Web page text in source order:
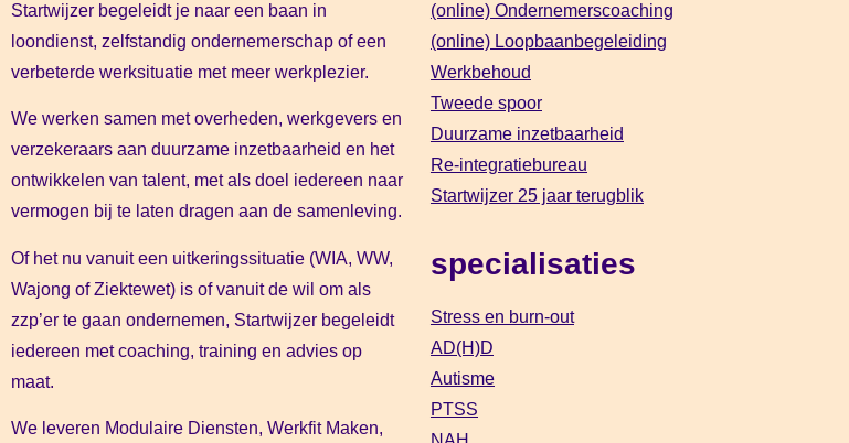
Startwijzer begeleidt je naar een baan in
loondienst, zelfstandig ondernemerschap of een
verbeterde werksituatie met meer werkplezier.
We werken samen met overheden, werkgevers en
verzekeraars aan duurzame inzetbaarheid en het
ontwikkelen van talent, met als doel iedereen naar
vermogen bij te laten dragen aan de samenleving.
Of het nu vanuit een uitkeringssituatie (WIA, WW,
Wajong of Ziektewet) is of vanuit de wil om als
zzp’er te gaan ondernemen, Startwijzer begeleidt
iedereen met coaching, training en advies op
maat.
We leveren Modulaire Diensten, Werkfit Maken,
(online) Ondernemerscoaching
(online) Loopbaanbegeleiding
Werkbehoud
Tweede spoor
Duurzame inzetbaarheid
Re-integratiebureau
Startwijzer 25 jaar terugblik
specialisaties
Stress en burn-out
AD(H)D
Autisme
PTSS